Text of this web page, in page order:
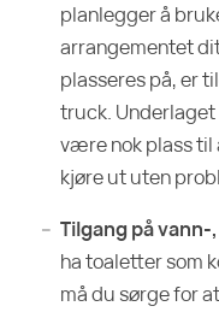
planlegger å
arrangementet
plasseres på, er
truck.
være nok plass til
kjøre ut uten
Tilgang på
ha toaletter som
må du sørge for